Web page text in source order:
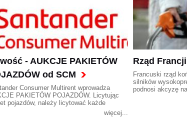
- AUKCJE PAKIETÓW
od SCM
Consumer Multirent wprowadza
PAKIETÓW POJAZDÓW. Licytując
pojazdów, należy licytować każde
więcej...
Rząd
Francuski rząd
silników
podnosi akcyzę
bonusy